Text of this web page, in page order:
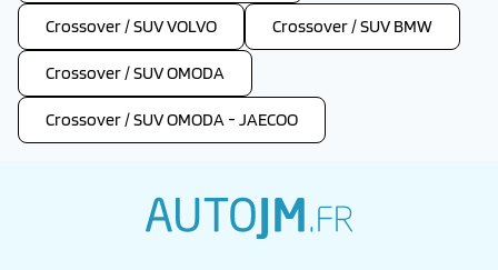
Crossover / SUV VOLVO Crossover / SUV BMW
Crossover / SUV OMODA
Crossover / SUV OMODA - JAECOO